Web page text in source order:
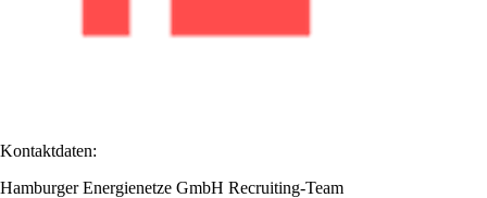
Kontaktdaten:
Hamburger Energienetze GmbH Recruiting-Team